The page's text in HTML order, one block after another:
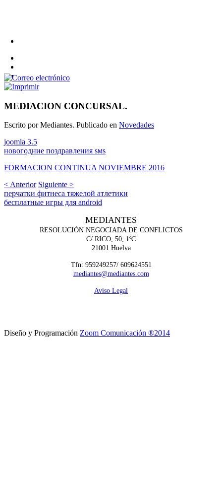
MEDIACION CONCURSAL.
Escrito por Mediantes. Publicado en Novedades
joomla 3.5
новогодние поздравления sмs
FORMACION CONTINUA NOVIEMBRE 2016
< Anterior Siguiente >
перчатки фитнеса тяжелой атлетики
бесплатные игры для android
MEDIANTES
RESOLUCIÓN NEGOCIADA DE CONFLICTOS
C/ RICO, 50, 1ºC
21001 Huelva
Tfn: 959249257/ 609624551
mediantes@mediantes.com
Aviso Legal
Diseño y Programación Zoom Comunicación ®2014